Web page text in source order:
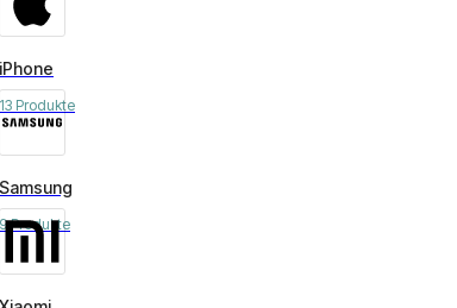
iPhone
13 Produkte
Samsung
9 Produkte